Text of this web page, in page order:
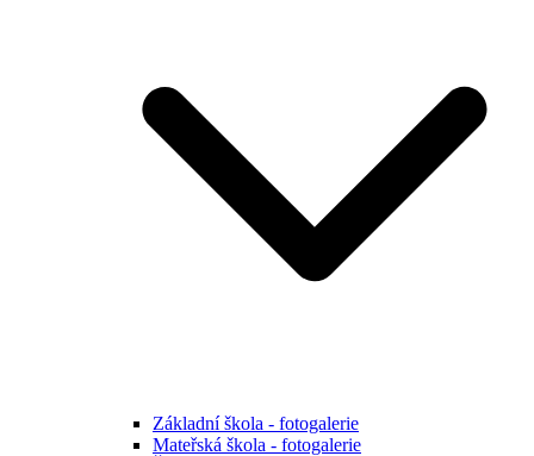
Základní škola - fotogalerie
Mateřská škola - fotogalerie